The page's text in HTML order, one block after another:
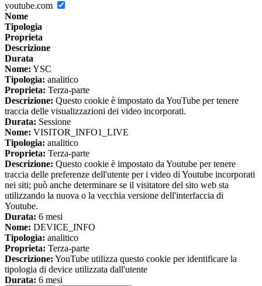
youtube.com
Nome
Tipologia
Proprieta
Descrizione
Durata
Nome: YSC
Tipologia: analitico
Proprieta: Terza-parte
Descrizione: Questo cookie è impostato da YouTube per tenere
traccia delle visualizzazioni dei video incorporati.
Durata: Sessione
Nome: VISITOR_INFO1_LIVE
Tipologia: analitico
Proprieta: Terza-parte
Descrizione: Questo cookie è impostato da Youtube per tenere
traccia delle preferenze dell'utente per i video di Youtube incorporati
nei siti; può anche determinare se il visitatore del sito web sta
utilizzando la nuova o la vecchia versione dell'interfaccia di
Youtube.
Durata: 6 mesi
Nome: DEVICE_INFO
Tipologia: analitico
Proprieta: Terza-parte
Descrizione: YouTube utilizza questo cookie per identificare la
tipologia di device utilizzata dall'utente
Durata: 6 mesi